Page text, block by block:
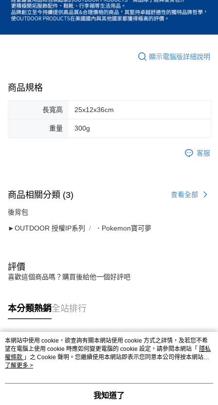
顯示電腦版詳細說明
商品規格
長寬高 25x12x36cm
重量 300g
客服
商品相關分類 (3) 查看全部
後背包
►OUTDOOR 授權IP系列 ．Pokemon寶可夢
評價
喜歡這個商品嗎？購買後給他一個好評吧
本分類熱銷全站排行
熱門標籤
本網站中使用 cookie，欲查詢有關本網站使用 cookie 方式之詳情，及若您不希
望在電腦上使用 cookie 時應如何變更電腦的 cookie 設定，請參閱本網站「 隱私
權條款 」之 Cookie 聲明。您繼續使用本網站即表示您同意本公司得按本網站使
用條款之 Cookie 聲明使用 cookie。
了解更多 >
我知道了